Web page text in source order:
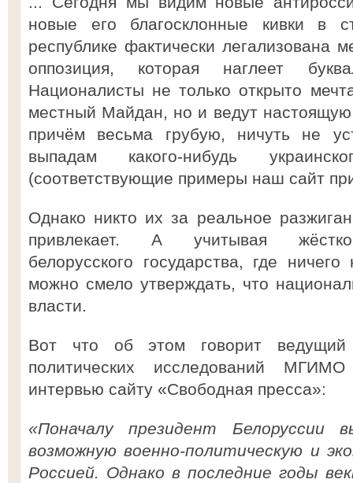
новые его благосклонные кивки в
республике фактически легализована
оппозиция, которая наглеет
Националисты не только открыто
местный Майдан, но и ведут
причём весьма грубую, ничуть не
выпадам какого-нибудь
(соответствующие примеры наш сайт
Однако никто их за реальное
привлекает. А учитывая жёстко-
белорусского государства, где
можно смело утверждать, что
власти.
Вот что об этом говорит ведущий
политических исследований
интервью сайту «Свободная пресса»:
«Поначалу президент Белоруссии
возможную военно-политическую и
Россией. Однако в последние годы